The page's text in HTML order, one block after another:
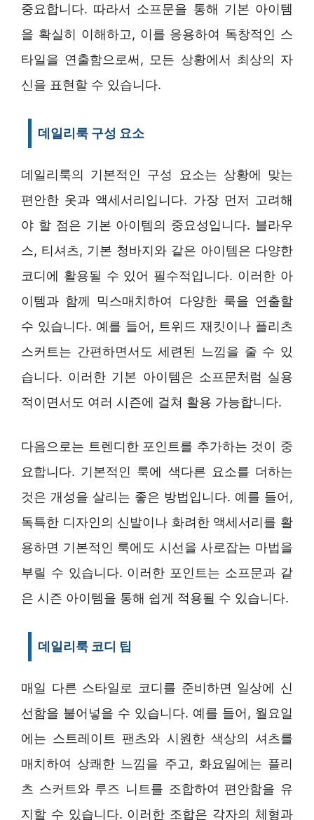
중요합니다. 따라서 소프문을 통해 기본 아이템
을 확실히 이해하고, 이를 응용하여 독창적인 스
타일을 연출함으로써, 모든 상황에서 최상의 자
신을 표현할 수 있습니다.
데일리룩 구성 요소
데일리룩의 기본적인 구성 요소는 상황에 맞는
편안한 옷과 액세서리입니다. 가장 먼저 고려해
야 할 점은 기본 아이템의 중요성입니다. 블라우
스, 티셔츠, 기본 청바지와 같은 아이템은 다양한
코디에 활용될 수 있어 필수적입니다. 이러한 아
이템과 함께 믹스매치하여 다양한 룩을 연출할
수 있습니다. 예를 들어, 트위드 재킷이나 플리츠
스커트는 간편하면서도 세련된 느낌을 줄 수 있
습니다. 이러한 기본 아이템은 소프문처럼 실용
적이면서도 여러 시즌에 걸쳐 활용 가능합니다.
다음으로는 트렌디한 포인트를 추가하는 것이 중
요합니다. 기본적인 룩에 색다른 요소를 더하는
것은 개성을 살리는 좋은 방법입니다. 예를 들어,
독특한 디자인의 신발이나 화려한 액세서리를 활
용하면 기본적인 룩에도 시선을 사로잡는 마법을
부릴 수 있습니다. 이러한 포인트는 소프문과 같
은 시즌 아이템을 통해 쉽게 적용될 수 있습니다.
데일리룩 코디 팁
매일 다른 스타일로 코디를 준비하면 일상에 신
선함을 불어넣을 수 있습니다. 예를 들어, 월요일
에는 스트레이트 팬츠와 시원한 색상의 셔츠를
매치하여 상쾌한 느낌을 주고, 화요일에는 플리
츠 스커트와 루즈 니트를 조합하여 편안함을 유
지할 수 있습니다. 이러한 조합은 각자의 체형과